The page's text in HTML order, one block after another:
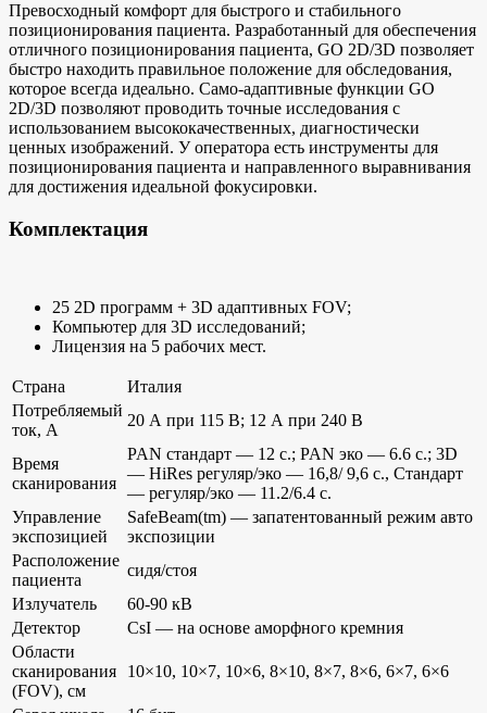
Превосходный комфорт для быстрого и стабильного
позиционирования пациента. Разработанный для обеспечения
отличного позиционирования пациента, GO 2D/3D позволяет
быстро находить правильное положение для обследования,
которое всегда идеально. Само-адаптивные функции GO
2D/3D позволяют проводить точные исследования с
использованием высококачественных, диагностически
ценных изображений. У оператора есть инструменты для
позиционирования пациента и направленного выравнивания
для достижения идеальной фокусировки.
Комплектация
25 2D программ + 3D адаптивных FOV;
Компьютер для 3D исследований;
Лицензия на 5 рабочих мест.
Страна
Италия
Потребляемый
ток, А
20 А при 115 В; 12 А при 240 В
Время
сканирования
PAN стандарт — 12 с.; PAN эко — 6.6 с.; 3D
— HiRes регуляр/эко — 16,8/ 9,6 с., Стандарт
— регуляр/эко — 11.2/6.4 с.
Управление
экспозицией
SafeBeam(tm) — запатентованный режим авто
экспозиции
Расположение
пациента
сидя/стоя
Излучатель
60-90 кВ
Детектор
CsI — на основе аморфного кремния
Области
сканирования
(FOV), см
10×10, 10×7, 10×6, 8×10, 8×7, 8×6, 6×7, 6×6